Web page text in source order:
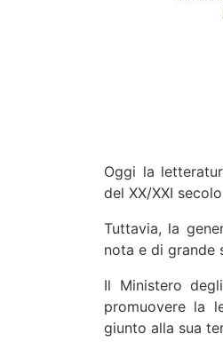
Oggi la
del XX/XXI
Tuttavia, la
nota e di grande
Il Ministero
promuovere la
giunto alla sua